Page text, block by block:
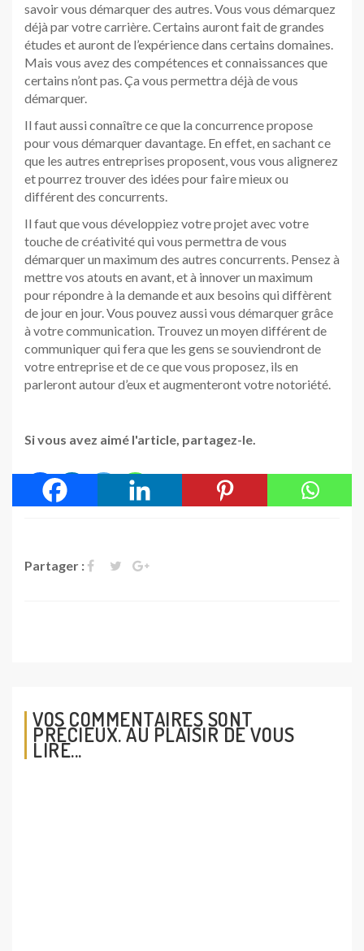
savoir vous démarquer des autres. Vous vous démarquez
déjà par votre carrière. Certains auront fait de grandes
études et auront de l’expérience dans certains domaines.
Mais vous avez des compétences et connaissances que
certains n’ont pas. Ça vous permettra déjà de vous
démarquer.
Il faut aussi connaître ce que la concurrence propose
pour vous démarquer davantage. En effet, en sachant ce
que les autres entreprises proposent, vous vous alignerez
et pourrez trouver des idées pour faire mieux ou
différent des concurrents.
Il faut que vous développiez votre projet avec votre
touche de créativité qui vous permettra de vous
démarquer un maximum des autres concurrents. Pensez à
mettre vos atouts en avant, et à innover un maximum
pour répondre à la demande et aux besoins qui diffèrent
de jour en jour. Vous pouvez aussi vous démarquer grâce
à votre communication. Trouvez un moyen différent de
communiquer qui fera que les gens se souviendront de
votre entreprise et de ce que vous proposez, ils en
parleront autour d’eux et augmenteront votre notoriété.
Si vous avez aimé l'article, partagez-le.
Partager :
VOS COMMENTAIRES SONT
PRÉCIEUX. AU PLAISIR DE VOUS
LIRE...